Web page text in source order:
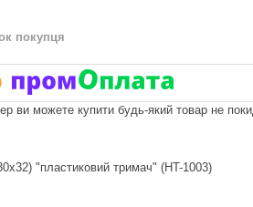
покупця
ви можете купити будь-який товар не
"пластиковий тримач" (HT-1003)